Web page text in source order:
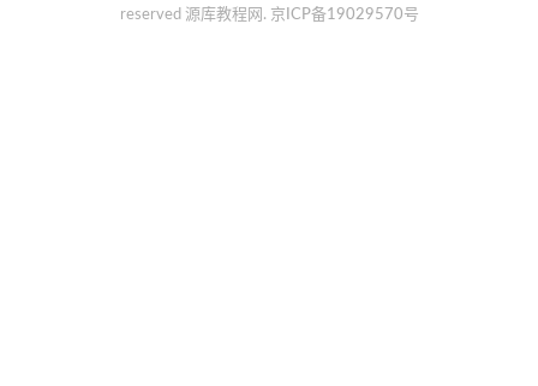
reserved 源库教程网. 京ICP备19029570号